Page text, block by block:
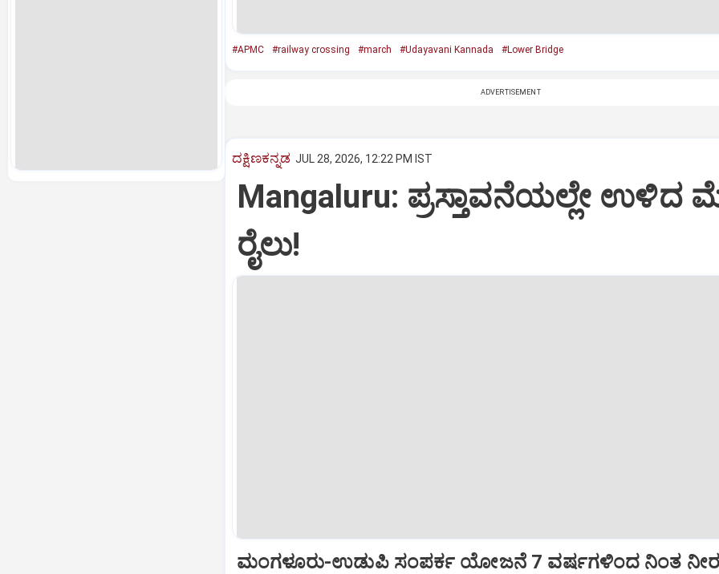
#APMC #railway crossing #march #Udayavani Kannada #Lower Bridge
ADVERTISEMENT
ದಕ್ಷಿಣಕನ್ನಡ JUL 28, 2026, 12:22 PM IST
Mangaluru: ಪ್ರಸ್ತಾವನೆಯಲ್ಲೇ ಉಳಿದ
ರೈಲು!
ಮಂಗಳೂರು-ಉಡುಪಿ ಸಂಪರ್ಕ ಯೋಜನೆ 7 ವರ್ಷಗಳಿಂದ ನಿಂತ